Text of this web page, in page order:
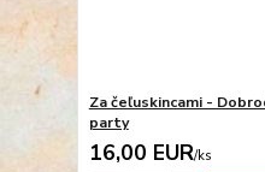
Za čeľuskincami -
party
16,00 EUR/ks